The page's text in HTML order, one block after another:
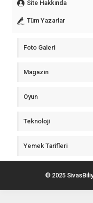
Site Hakkında
Tüm Yazarlar
Foto Galeri
Magazin
Oyun
Teknoloji
Yemek Tarifleri
© 2025